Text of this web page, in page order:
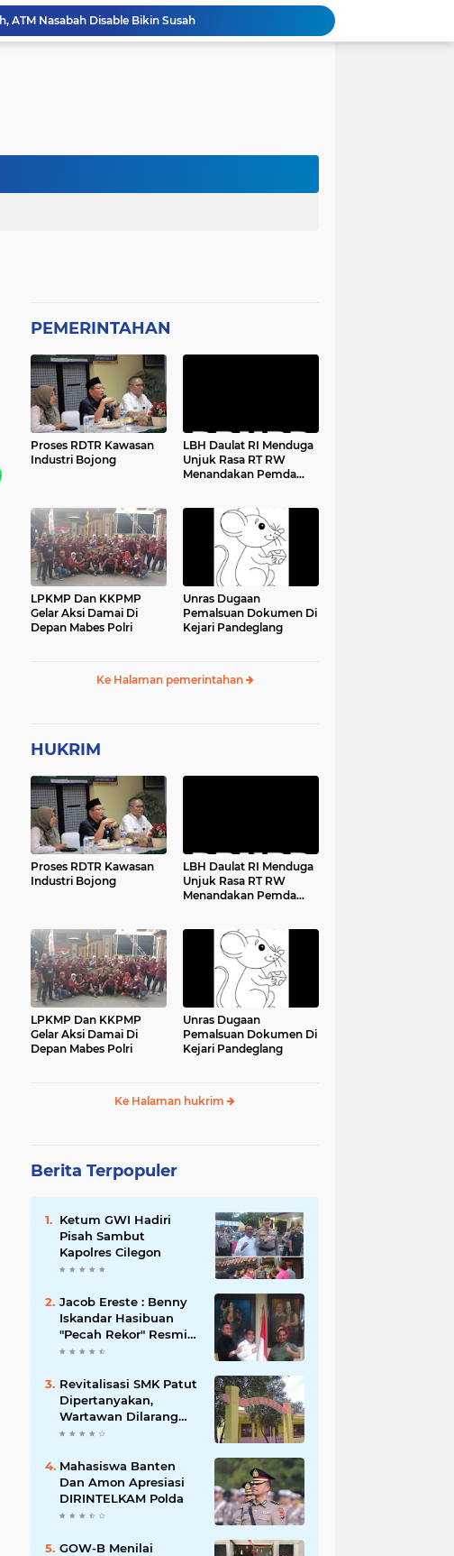
ATM Nasabah Disable Bikin Susah
Jabatan Plt Dirut RSUD Berkah 2026 Dipertanyakan
Ketua DPD GWI Minta Hotman Paris Diproses Hukum, Diduga Telah Menghina Wartwan
PEMERINTAHAN
Proses RDTR Kawasan
Industri Bojong
LBH Daulat RI Menduga
Unjuk Rasa RT RW
Menandakan Pemda
Kemana Kepala DPMPD
LPKMP Dan KKPMP
Gelar Aksi Damai Di
Depan Mabes Polri
Unras Dugaan
Pemalsuan Dokumen Di
Kejari Pandeglang
Ke Halaman pemerintahan
HUKRIM
Proses RDTR Kawasan
Industri Bojong
LBH Daulat RI Menduga
Unjuk Rasa RT RW
Menandakan Pemda
Kemana Kepala DPMPD
LPKMP Dan KKPMP
Gelar Aksi Damai Di
Depan Mabes Polri
Unras Dugaan
Pemalsuan Dokumen Di
Kejari Pandeglang
Ke Halaman hukrim
Berita Terpopuler
Ketum GWI Hadiri
Pisah Sambut
Kapolres Cilegon
Jacob Ereste : Benny
Iskandar Hasibuan
"Pecah Rekor" Resmi
menyandang Bintang
Ngejokrok Berpangjat
Kombes
Revitalisasi SMK Patut
Dipertanyakan,
Wartawan Dilarang
Meluput
Mahasiswa Banten
Dan Amon Apresiasi
DIRINTELKAM Polda
GOW-B Menilai